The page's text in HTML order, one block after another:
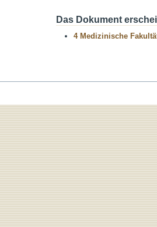
Das Dokument
4 Medizinische